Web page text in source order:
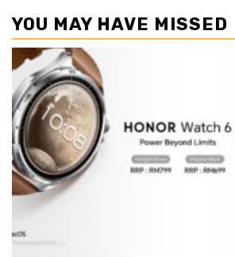
YOU MAY HAVE MISSED